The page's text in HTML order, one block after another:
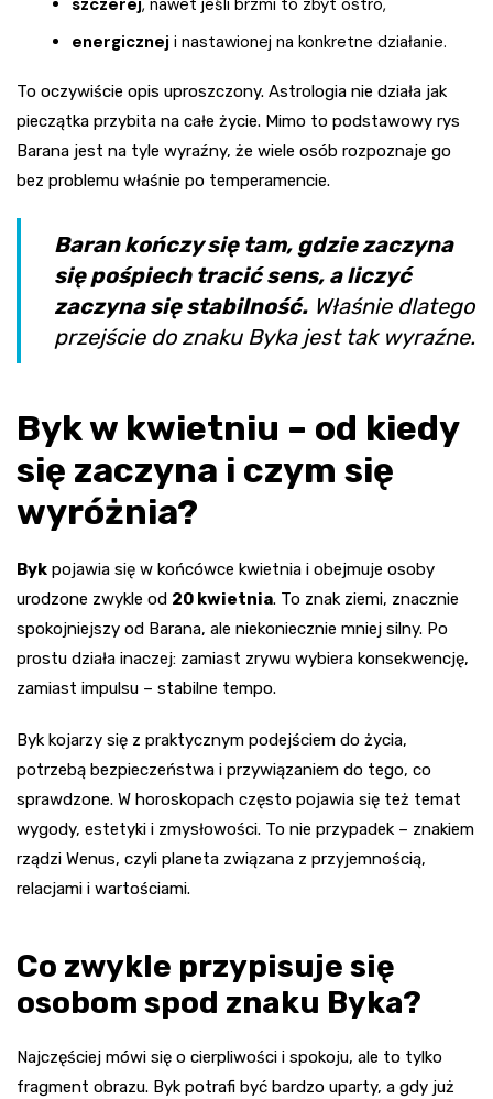
szczerej, nawet jeśli brzmi to zbyt ostro,
energicznej i nastawionej na konkretne działanie.
To oczywiście opis uproszczony. Astrologia nie działa jak
pieczątka przybita na całe życie. Mimo to podstawowy rys
Barana jest na tyle wyraźny, że wiele osób rozpoznaje go
bez problemu właśnie po temperamencie.
Baran kończy się tam, gdzie zaczyna
się pośpiech tracić sens, a liczyć
zaczyna się stabilność. Właśnie dlatego
przejście do znaku Byka jest tak wyraźne.
Byk w kwietniu – od kiedy
się zaczyna i czym się
wyróżnia?
Byk pojawia się w końcówce kwietnia i obejmuje osoby
urodzone zwykle od 20 kwietnia. To znak ziemi, znacznie
spokojniejszy od Barana, ale niekoniecznie mniej silny. Po
prostu działa inaczej: zamiast zrywu wybiera konsekwencję,
zamiast impulsu – stabilne tempo.
Byk kojarzy się z praktycznym podejściem do życia,
potrzebą bezpieczeństwa i przywiązaniem do tego, co
sprawdzone. W horoskopach często pojawia się też temat
wygody, estetyki i zmysłowości. To nie przypadek – znakiem
rządzi Wenus, czyli planeta związana z przyjemnością,
relacjami i wartościami.
Co zwykle przypisuje się
osobom spod znaku Byka?
Najczęściej mówi się o cierpliwości i spokoju, ale to tylko
fragment obrazu. Byk potrafi być bardzo uparty, a gdy już